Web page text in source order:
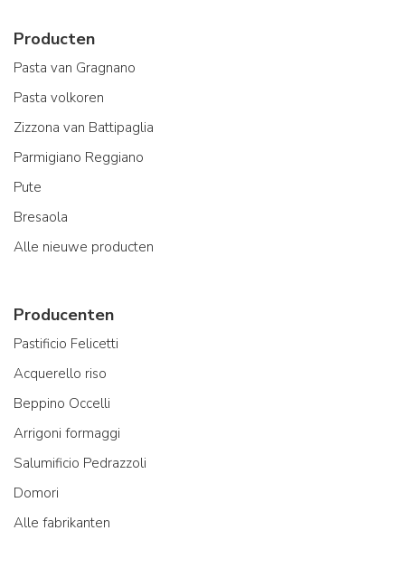
Producten
Pasta van Gragnano
Pasta volkoren
Zizzona van Battipaglia
Parmigiano Reggiano
Pute
Bresaola
Alle nieuwe producten
Producenten
Pastificio Felicetti
Acquerello riso
Beppino Occelli
Arrigoni formaggi
Salumificio Pedrazzoli
Domori
Alle fabrikanten